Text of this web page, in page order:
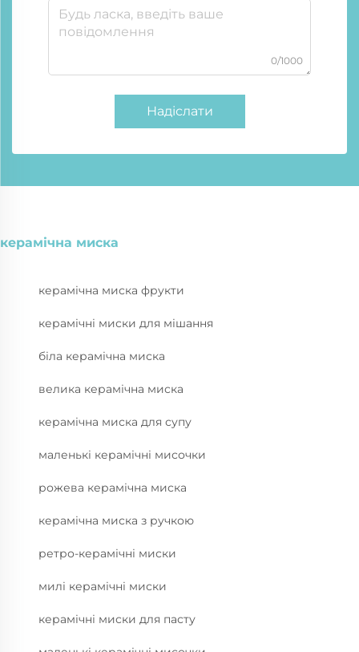
0/1000
Надіслати
керамічна миска
керамічна миска фрукти
керамічні миски для мішання
біла керамічна миска
велика керамічна миска
керамічна миска для супу
маленькі керамічні мисочки
рожева керамічна миска
керамічна миска з ручкою
ретро-керамічні миски
милі керамічні миски
керамічні миски для пасту